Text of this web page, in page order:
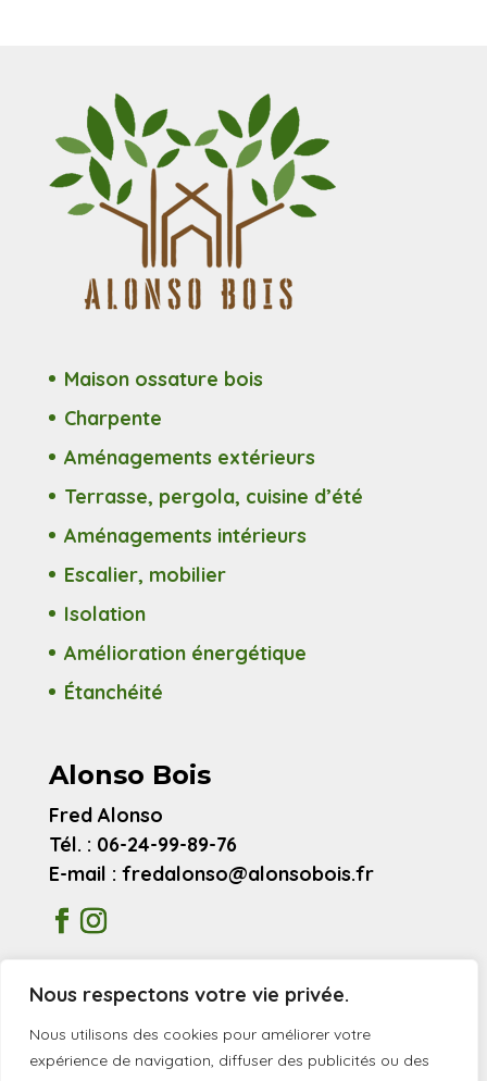
Nous respectons votre vie privée.
Nous utilisons des cookies pour améliorer votre
expérience de navigation, diffuser des publicités ou des
Maison ossature bois
Charpente
Aménagements extérieurs
Terrasse, pergola, cuisine d’été
Aménagements intérieurs
Escalier, mobilier
Isolation
Amélioration énergétique
Étanchéité
Alonso Bois
Fred Alonso
Tél. : 06-24-99-89-76
E-mail : fredalonso@alonsobois.fr
Mentions légales
Avis clients